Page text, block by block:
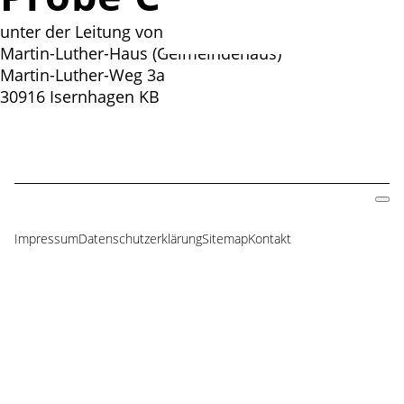
unter der Leitung von Roland Baumgarte
Martin-Luther-Haus (Geimeindehaus)
Martin-Luther-Weg 3a
30916 Isernhagen KB
Navigation
ImpressumDatenschutzerklärungSitemapKontakt